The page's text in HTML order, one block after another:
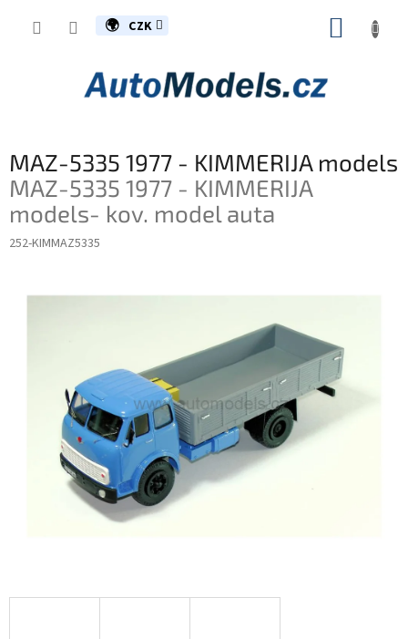
CZK
MAZ-5335 1977 - KIMMERIJA models
MAZ-5335 1977 - KIMMERIJA
models- kov. model auta
252-KIMMAZ5335